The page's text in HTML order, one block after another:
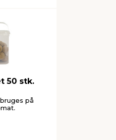
50 stk.
på